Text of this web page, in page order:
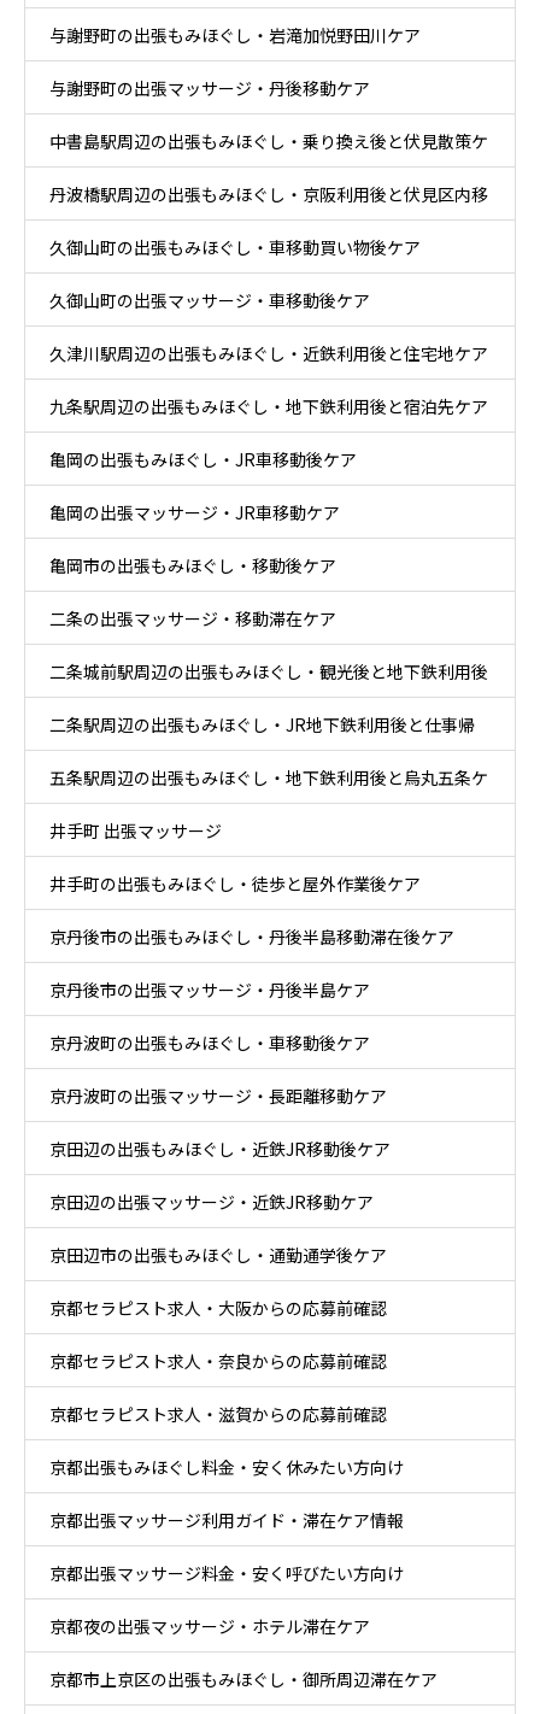
与謝野町の出張もみほぐし・岩滝加悦野田川ケア
与謝野町の出張マッサージ・丹後移動ケア
中書島駅周辺の出張もみほぐし・乗り換え後と伏見散策ケ
ア
丹波橋駅周辺の出張もみほぐし・京阪利用後と伏見区内移
動ケア
久御山町の出張もみほぐし・車移動買い物後ケア
久御山町の出張マッサージ・車移動後ケア
久津川駅周辺の出張もみほぐし・近鉄利用後と住宅地ケア
九条駅周辺の出張もみほぐし・地下鉄利用後と宿泊先ケア
亀岡の出張もみほぐし・JR車移動後ケア
亀岡の出張マッサージ・JR車移動ケア
亀岡市の出張もみほぐし・移動後ケア
二条の出張マッサージ・移動滞在ケア
二条城前駅周辺の出張もみほぐし・観光後と地下鉄利用後
ケア
二条駅周辺の出張もみほぐし・JR地下鉄利用後と仕事帰
りケア
五条駅周辺の出張もみほぐし・地下鉄利用後と烏丸五条ケ
ア
井手町 出張マッサージ
井手町の出張もみほぐし・徒歩と屋外作業後ケア
京丹後市の出張もみほぐし・丹後半島移動滞在後ケア
京丹後市の出張マッサージ・丹後半島ケア
京丹波町の出張もみほぐし・車移動後ケア
京丹波町の出張マッサージ・長距離移動ケア
京田辺の出張もみほぐし・近鉄JR移動後ケア
京田辺の出張マッサージ・近鉄JR移動ケア
京田辺市の出張もみほぐし・通勤通学後ケア
京都セラピスト求人・大阪からの応募前確認
京都セラピスト求人・奈良からの応募前確認
京都セラピスト求人・滋賀からの応募前確認
京都出張もみほぐし料金・安く休みたい方向け
京都出張マッサージ利用ガイド・滞在ケア情報
京都出張マッサージ料金・安く呼びたい方向け
京都夜の出張マッサージ・ホテル滞在ケア
京都市上京区の出張もみほぐし・御所周辺滞在ケア